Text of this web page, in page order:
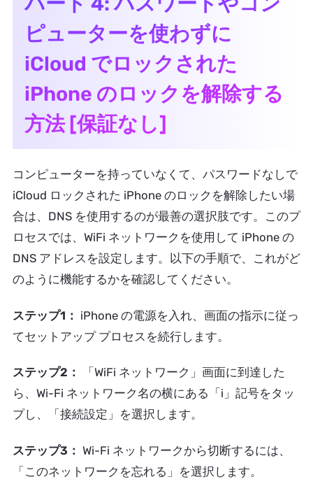
ピューターを使わずに
iCloud でロックされた
iPhone のロックを解除する
方法 [保証なし]
コンピューターを持っていなくて、パスワードなしで
iCloud ロックされた iPhone のロックを解除したい場
合は、DNS を使用するのが最善の選択肢です。このプ
ロセスでは、WiFi ネットワークを使用して iPhone の
DNS アドレスを設定します。以下の手順で、これがど
のように機能するかを確認してください。
ステップ1： iPhone の電源を入れ、画面の指示に従っ
てセットアップ プロセスを続行します。
ステップ2：
「WiFi ネットワーク」画面に到達した
ら、Wi-Fi ネットワーク名の横にある「i」記号をタッ
プし、「接続設定」を選択します。
ステップ3： Wi-Fi ネットワークから切断するには、
「このネットワークを忘れる」を選択します。